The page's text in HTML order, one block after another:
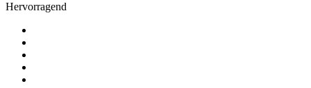
Hervorragend